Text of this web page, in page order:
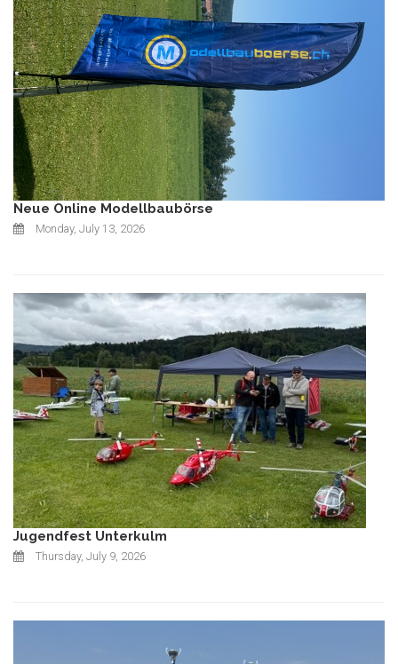
Neue Online Modellbaubörse
Monday, July 13, 2026
Jugendfest Unterkulm
Thursday, July 9, 2026